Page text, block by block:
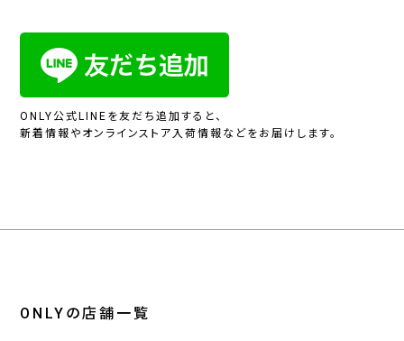
ONLY公式LINEを友だち追加すると、
新着情報やオンラインストア入荷情報などをお届けします。
ONLYの店舗一覧